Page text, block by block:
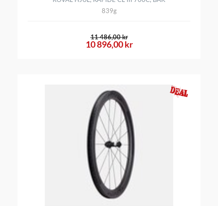
839g
10 896,00 kr
11 486,00 kr